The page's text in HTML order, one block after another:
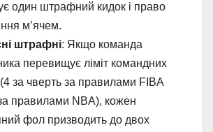
один штрафний кидок і право
м’ячем.
штрафні: Якщо команда
перевищує ліміт командних
за чверть за правилами FIBA
правилами NBA), кожен
фол призводить до двох